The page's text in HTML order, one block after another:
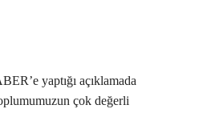
yaptığı açıklamada
çok değerli